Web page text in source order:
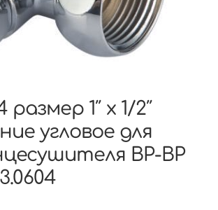
размер 1″ x 1/2″
угловое для
ВР-ВР